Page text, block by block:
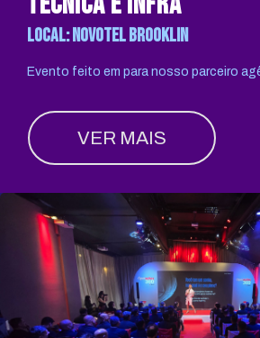
Local: novotel brooklin
Evento feito em para nosso parceiro
VER MAIS